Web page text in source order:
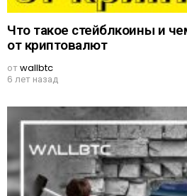
Что такое стейблкоины и
от криптовалют
отwallbtc
6 лет назад